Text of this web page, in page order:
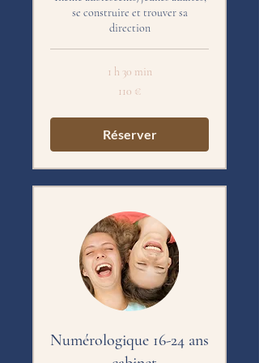
se construire et trouver sa
direction
1 h 30 min
110 €
Réserver
Numérologique 16-24 ans